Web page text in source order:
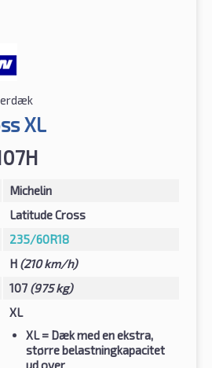
XL
Michelin
Latitude Cross
235/60R18
H (210 km/h)
107 (975 kg)
XL
XL= Dæk med en ekstra,
større belastningkapacitet
ud over